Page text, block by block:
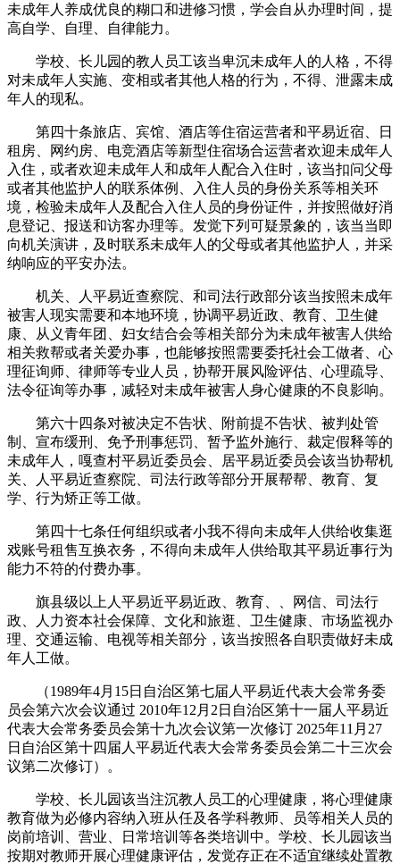
未成年人养成优良的糊口和进修习惯，学会自从办理时间，提
高自学、自理、自律能力。
学校、长儿园的教人员工该当卑沉未成年人的人格，不得
对未成年人实施、变相或者其他人格的行为，不得、泄露未成
年人的现私。
第四十条旅店、宾馆、酒店等住宿运营者和平易近宿、日
租房、网约房、电竞酒店等新型住宿场合运营者欢迎未成年人
入住，或者欢迎未成年人和成年人配合入住时，该当扣问父母
或者其他监护人的联系体例、入住人员的身份关系等相关环
境，检验未成年人及配合入住人员的身份证件，并按照做好消
息登记、报送和访客办理等。发觉下列可疑景象的，该当当即
向机关演讲，及时联系未成年人的父母或者其他监护人，并采
纳响应的平安办法。
机关、人平易近查察院、和司法行政部分该当按照未成年
被害人现实需要和本地环境，协调平易近政、教育、卫生健
康、从义青年团、妇女结合会等相关部分为未成年被害人供给
相关救帮或者关爱办事，也能够按照需要委托社会工做者、心
理征询师、律师等专业人员，协帮开展风险评估、心理疏导、
法令征询等办事，减轻对未成年被害人身心健康的不良影响。
第六十四条对被决定不告状、附前提不告状、被判处管
制、宣布缓刑、免予刑事惩罚、暂予监外施行、裁定假释等的
未成年人，嘎查村平易近委员会、居平易近委员会该当协帮机
关、人平易近查察院、司法行政等部分开展帮帮、教育、复
学、行为矫正等工做。
第四十七条任何组织或者小我不得向未成年人供给收集逛
戏账号租售互换衣务，不得向未成年人供给取其平易近事行为
能力不符的付费办事。
旗县级以上人平易近平易近政、教育、、网信、司法行
政、人力资本社会保障、文化和旅逛、卫生健康、市场监视办
理、交通运输、电视等相关部分，该当按照各自职责做好未成
年人工做。
（1989年4月15日自治区第七届人平易近代表大会常务委
员会第六次会议通过 2010年12月2日自治区第十一届人平易近
代表大会常务委员会第十九次会议第一次修订 2025年11月27
日自治区第十四届人平易近代表大会常务委员会第二十三次会
议第二次修订）。
学校、长儿园该当注沉教人员工的心理健康，将心理健康
教育做为必修内容纳入班从任及各学科教师、员等相关人员的
岗前培训、营业、日常培训等各类培训中。学校、长儿园该当
按期对教师开展心理健康评估，发觉存正在不适宜继续处置教